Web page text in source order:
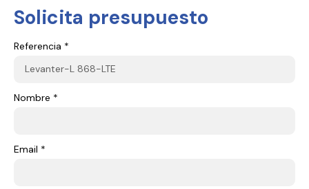
Solicita presupuesto
Referencia *
Nombre *
Email *